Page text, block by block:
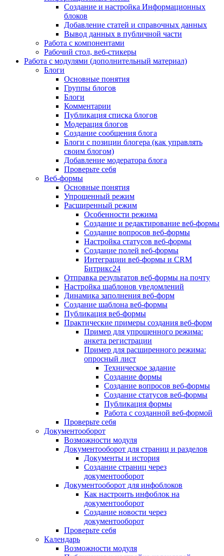
Создание и настройка Информационных
блоков
Добавление статей и справочных данных
Вывод данных в публичной части
Работа с компонентами
Рабочий стол, веб-стикеры
Работа с модулями (дополнительный материал)
Блоги
Основные понятия
Группы блогов
Блоги
Комментарии
Публикация списка блогов
Модерация блогов
Создание сообщения блога
Блоги с позиции блогера (как управлять
своим блогом)
Добавление модератора блога
Проверьте себя
Веб-формы
Основные понятия
Упрощенный режим
Расширенный режим
Особенности режима
Создание и редактирование веб-формы
Создание вопросов веб-формы
Настройка статусов веб-формы
Создание полей веб-формы
Интеграции веб-формы и CRM
Битрикс24
Отправка результатов веб-формы на почту
Настройка шаблонов уведомлений
Динамика заполнения веб-форм
Создание шаблона веб-формы
Публикация веб-формы
Практические примеры создания веб-форм
Пример для упрощенного режима:
анкета регистрации
Пример для расширенного режима:
опросный лист
Техническое задание
Создание формы
Создание вопросов веб-формы
Создание статусов веб-формы
Публикация формы
Работа с созданной веб-формой
Проверьте себя
Документооборот
Возможности модуля
Документооборот для страниц и разделов
Документы и история
Создание страниц через
документооборот
Документооборот для инфоблоков
Как настроить инфоблок на
документооборот
Создание новости через
документооборот
Проверьте себя
Календарь
Возможности модуля